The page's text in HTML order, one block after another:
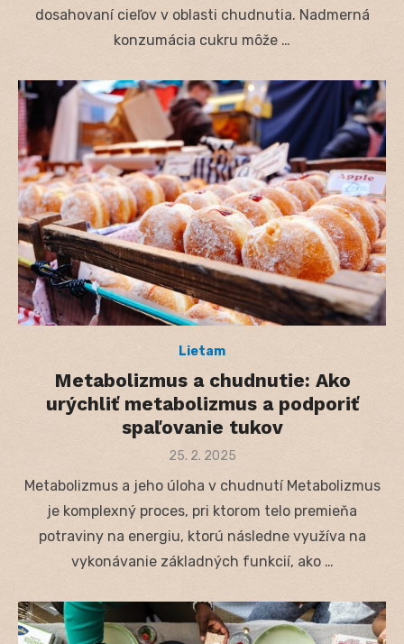
dosahovaní cieľov v oblasti chudnutia. Nadmerná
konzumácia cukru môže …
Lietam
Metabolizmus a chudnutie: Ako
urýchliť metabolizmus a podporiť
spaľovanie tukov
Posted
25. 2. 2025
Metabolizmus a jeho úloha v chudnutí Metabolizmus
je komplexný proces, pri ktorom telo premieňa
potraviny na energiu, ktorú následne využíva na
vykonávanie základných funkcií, ako …